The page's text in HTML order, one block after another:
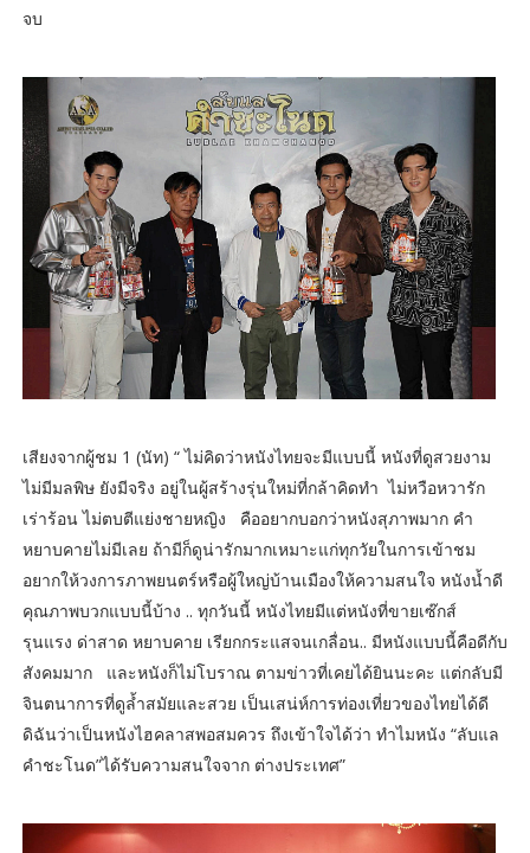
จบ
เสียงจากผู้ชม 1 (นัท) “ ไม่คิดว่าหนังไทยจะมีแบบนี้ หนังที่ดูสวยงาม
ไม่มีมลพิษ ยังมีจริง อยู่ในผู้สร้างรุ่นใหม่ที่กล้าคิดทำ ไม่หวือหวารัก
เร่าร้อน ไม่ตบตีแย่งชายหญิง คืออยากบอกว่าหนังสุภาพมาก คำ
หยาบคายไม่มีเลย ถ้ามีก็ดูน่ารักมากเหมาะแก่ทุกวัยในการเข้าชม
อยากให้วงการภาพยนตร์หรือผู้ใหญ่บ้านเมืองให้ความสนใจ หนังน้ำดี
คุณภาพบวกแบบนี้บ้าง .. ทุกวันนี้ หนังไทยมีแต่หนังที่ขายเซ๊กส์
รุนแรง ด่าสาด หยาบคาย เรียกกระแสจนเกลื่อน.. มีหนังแบบนี้คือดีกับ
สังคมมาก และหนังก็ไม่โบราณ ตามข่าวที่เคยได้ยินนะคะ แต่กลับมี
จินตนาการที่ดูล้ำสมัยและสวย เป็นเสน่ห์การท่องเที่ยวของไทยได้ดี
ดิฉันว่าเป็นหนังไฮคลาสพอสมควร ถึงเข้าใจได้ว่า ทำไมหนัง “ลับแล
คำชะโนด”ได้รับความสนใจจาก ต่างประเทศ”